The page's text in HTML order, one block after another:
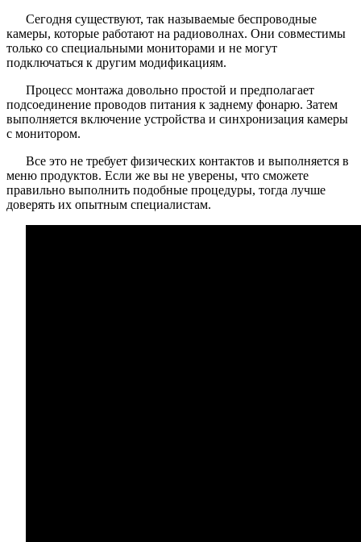
Сегодня существуют, так называемые беспроводные
камеры, которые работают на радиоволнах. Они совместимы
только со специальными мониторами и не могут
подключаться к другим модификациям.
Процесс монтажа довольно простой и предполагает
подсоединение проводов питания к заднему фонарю. Затем
выполняется включение устройства и синхронизация камеры
с монитором.
Все это не требует физических контактов и выполняется в
меню продуктов. Если же вы не уверены, что сможете
правильно выполнить подобные процедуры, тогда лучше
доверять их опытным специалистам.